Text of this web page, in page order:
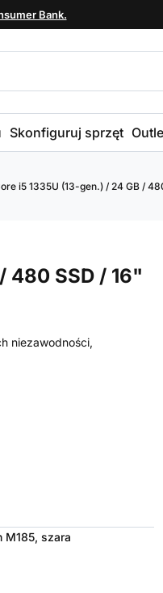
Bank.
Skonfiguruj sprzęt
i5 1335U (13-gen.) / 24 GB /
480 SSD / 16"
niezawodności,
szara